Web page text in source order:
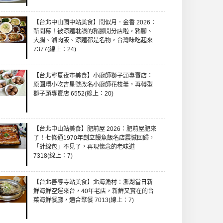
【台北中山國中站美食】閏似月．金香 2026：
新開幕！被涼麵耽誤的豬腳開分店啦，豬腳、
大腸、滷肉飯、涼麵都是名物，台灣味吃起來
7377(線上：24)
【台北寧夏夜市美食】小廚師獅子頭專賣店：
原圓環小吃吉星號改名小廚師花枝羹，再轉型
獅子頭專賣店 6552(線上：20)
【台北中山站美食】肥前屋 2026：肥前屋肥來
了！七條通1970年創立饅魚飯名店震憾回歸，
「針線包」不見了，再現懷念的老味道
7318(線上：7)
【台北善導寺站美食】北海漁村：澎湖當日新
鮮海鮮空運來台，40年老店，新鮮又實在的台
菜海鮮餐廳，適合聚餐 7013(線上：7)